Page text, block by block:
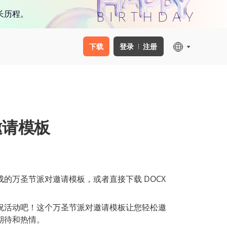
程。
下载 登录 注册
模板
万圣节派对邀请模板，或者直接下载 DOCX
动吧！这个万圣节派对邀请模板让您轻松邀
和热情。